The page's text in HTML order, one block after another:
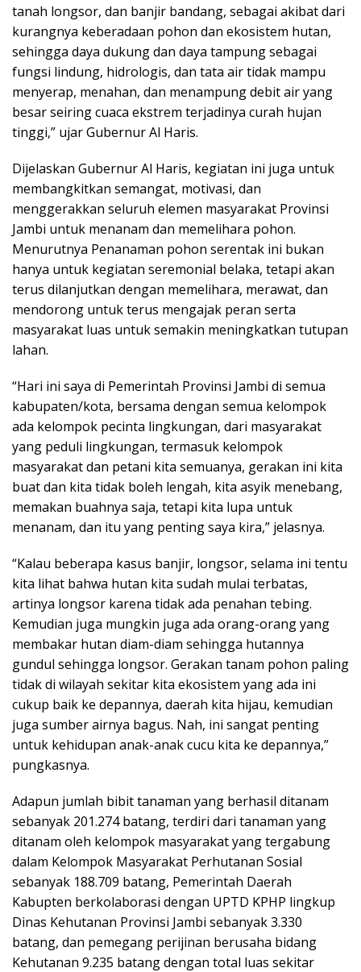
tanah longsor, dan banjir bandang, sebagai akibat dari
kurangnya keberadaan pohon dan ekosistem hutan,
sehingga daya dukung dan daya tampung sebagai
fungsi lindung, hidrologis, dan tata air tidak mampu
menyerap, menahan, dan menampung debit air yang
besar seiring cuaca ekstrem terjadinya curah hujan
tinggi,” ujar Gubernur Al Haris.
Dijelaskan Gubernur Al Haris, kegiatan ini juga untuk
membangkitkan semangat, motivasi, dan
menggerakkan seluruh elemen masyarakat Provinsi
Jambi untuk menanam dan memelihara pohon.
Menurutnya Penanaman pohon serentak ini bukan
hanya untuk kegiatan seremonial belaka, tetapi akan
terus dilanjutkan dengan memelihara, merawat, dan
mendorong untuk terus mengajak peran serta
masyarakat luas untuk semakin meningkatkan tutupan
lahan.
“Hari ini saya di Pemerintah Provinsi Jambi di semua
kabupaten/kota, bersama dengan semua kelompok
ada kelompok pecinta lingkungan, dari masyarakat
yang peduli lingkungan, termasuk kelompok
masyarakat dan petani kita semuanya, gerakan ini kita
buat dan kita tidak boleh lengah, kita asyik menebang,
memakan buahnya saja, tetapi kita lupa untuk
menanam, dan itu yang penting saya kira,” jelasnya.
“Kalau beberapa kasus banjir, longsor, selama ini tentu
kita lihat bahwa hutan kita sudah mulai terbatas,
artinya longsor karena tidak ada penahan tebing.
Kemudian juga mungkin juga ada orang-orang yang
membakar hutan diam-diam sehingga hutannya
gundul sehingga longsor. Gerakan tanam pohon paling
tidak di wilayah sekitar kita ekosistem yang ada ini
cukup baik ke depannya, daerah kita hijau, kemudian
juga sumber airnya bagus. Nah, ini sangat penting
untuk kehidupan anak-anak cucu kita ke depannya,”
pungkasnya.
Adapun jumlah bibit tanaman yang berhasil ditanam
sebanyak 201.274 batang, terdiri dari tanaman yang
ditanam oleh kelompok masyarakat yang tergabung
dalam Kelompok Masyarakat Perhutanan Sosial
sebanyak 188.709 batang, Pemerintah Daerah
Kabupten berkolaborasi dengan UPTD KPHP lingkup
Dinas Kehutanan Provinsi Jambi sebanyak 3.330
batang, dan pemegang perijinan berusaha bidang
Kehutanan 9.235 batang dengan total luas sekitar